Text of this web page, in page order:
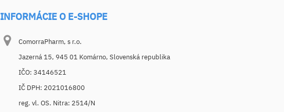
INFORMÁCIE O E-SHOPE
ComorraPharm, s r.o.
Jazerná 15, 945 01 Komárno, Slovenská republika
IČO: 34146521
IČ DPH: 2021016800
reg. vl. OS. Nitra: 2514/N